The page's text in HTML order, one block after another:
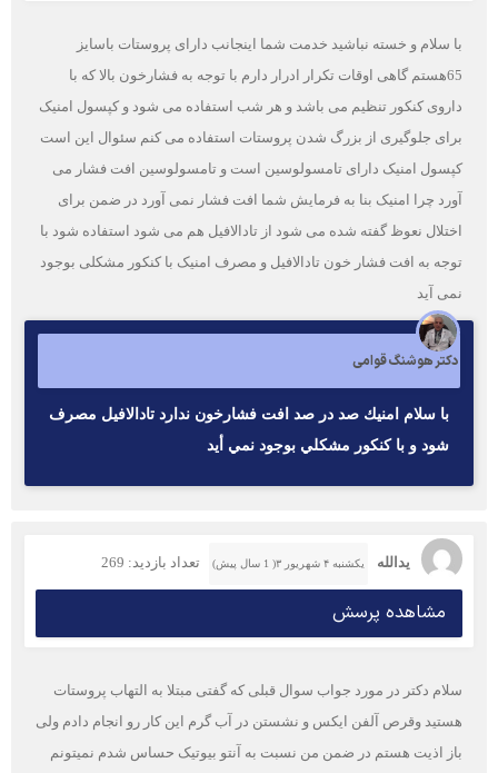
با سلام و خسته نباشید خدمت شما اینجانب دارای پروستات باسایز
65هستم گاهی اوقات تکرار ادرار دارم با توجه به فشارخون بالا که با
داروی کنکور تنظیم می باشد و هر شب استفاده می شود و کپسول امنیک
برای جلوگیری از بزرگ شدن پروستات استفاده می کنم سئوال این است
کپسول امنیک دارای تامسولوسین است و تامسولوسین افت فشار می
آورد چرا امنیک بنا به فرمایش شما افت فشار نمی آورد در ضمن برای
اختلال نعوظ گفته شده می شود از تادالافیل هم می شود استفاده شود با
توجه به افت فشار خون تادالافیل و مصرف امنیک با کنکور مشکلی بوجود
نمی آید
دکتر هوشنگ قوامی
با سلام امنيك صد در صد افت فشارخون ندارد تادالافيل مصرف
شود و با كنكور مشكلي بوجود نمي أيد
یدالله یکشنبه ۴ شهریور ۳( 1 سال پیش) تعداد بازدید: 269
مشاهده پرسش
سلام دکتر در مورد جواب سوال قبلی که گفتی مبتلا به التهاب پروستات
هستید وقرص آلفن ایکس و نشستن در آب گرم این کار رو انجام دادم ولی
باز اذیت هستم در ضمن من نسبت به آنتو بیوتیک حساس شدم نمیتونم